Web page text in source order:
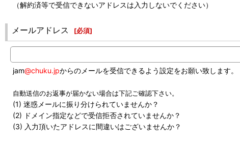
（解約済等で受信できないアドレスは入力しないでください）
メールアドレス [必須]
jam@chuku.jpからのメールを受信できるよう設定をお願い致します。
自動送信のお返事が届かない場合は下記ご確認下さい。
(1) 迷惑メールに振り分けられていませんか？
(2) ドメイン指定などで受信拒否されていませんか？
(3) 入力頂いたアドレスに間違いはございませんか？